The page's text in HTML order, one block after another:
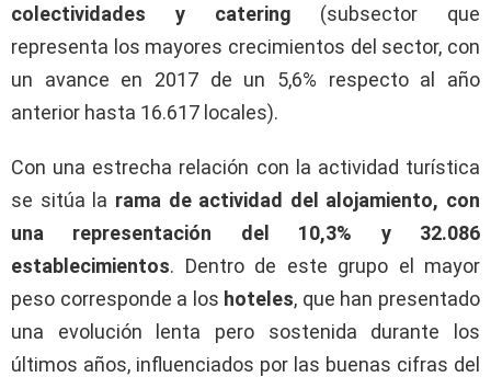
colectividades y catering (subsector que
representa los mayores crecimientos del sector, con
un avance en 2017 de un 5,6% respecto al año
anterior hasta 16.617 locales).
Con una estrecha relación con la actividad turística
se sitúa la rama de actividad del alojamiento, con
una representación del 10,3% y 32.086
establecimientos. Dentro de este grupo el mayor
peso corresponde a los hoteles, que han presentado
una evolución lenta pero sostenida durante los
últimos años, influenciados por las buenas cifras del